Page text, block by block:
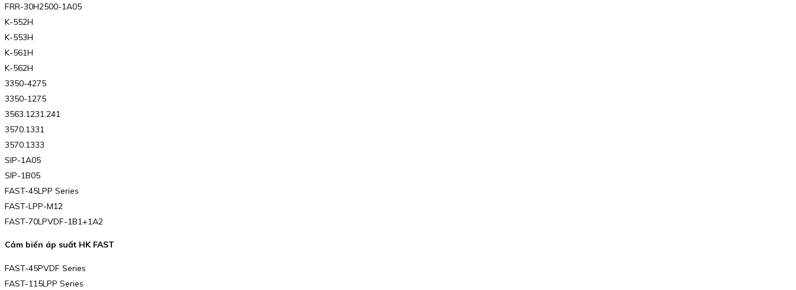
FRR-30H2500-1A05
K-552H
K-553H
K-561H
K-562H
3350-4275
3350-1275
3563.1231.241
3570.1331
3570.1333
SIP-1A05
SIP-1B05
FAST-45LPP Series
FAST-LPP-M12
FAST-70LPVDF-1B1+1A2
Cảm biến áp suất HK FAST
FAST-45PVDF Series
FAST-115LPP Series